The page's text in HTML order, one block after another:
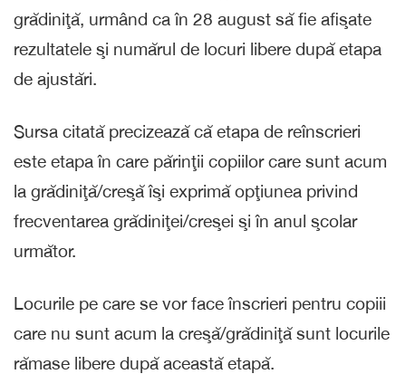
grădiniţă, urmând ca în 28 august să fie afişate
rezultatele şi numărul de locuri libere după etapa
de ajustări.
Sursa citată precizează că etapa de reînscrieri
este etapa în care părinţii copiilor care sunt acum
la grădiniţă/creşă îşi exprimă opţiunea privind
frecventarea grădiniţei/creşei şi în anul şcolar
următor.
Locurile pe care se vor face înscrieri pentru copiii
care nu sunt acum la creşă/grădiniţă sunt locurile
rămase libere după această etapă.